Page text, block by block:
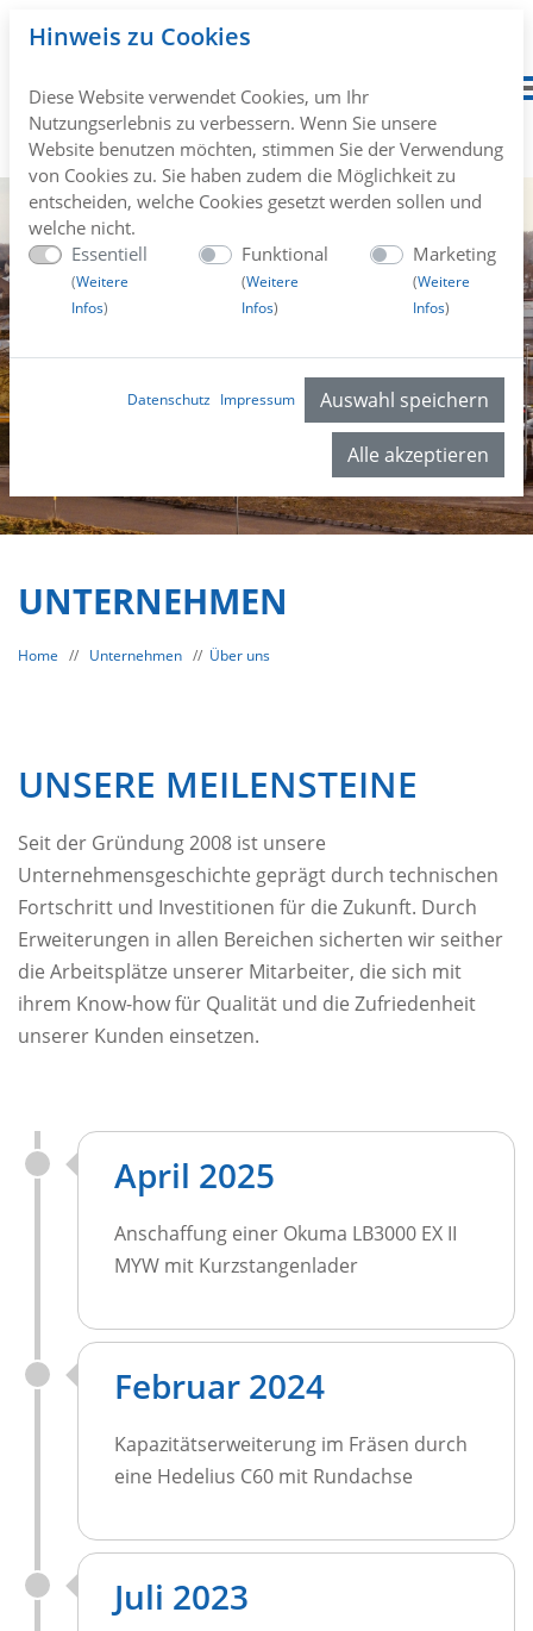
UNTERNEHMEN
Home // Unternehmen // Über uns
UNSERE MEILENSTEINE
Seit der Gründung 2008 ist unsere
Unternehmensgeschichte geprägt durch technischen
Fortschritt und Investitionen für die Zukunft. Durch
Erweiterungen in allen Bereichen sicherten wir seither
die Arbeitsplätze unserer Mitarbeiter, die sich mit
ihrem Know-how für Qualität und die Zufriedenheit
unserer Kunden einsetzen.
April 2025
Anschaffung einer Okuma LB3000 EX II
MYW mit Kurzstangenlader
Februar 2024
Kapazitätserweiterung im Fräsen durch
eine Hedelius C60 mit Rundachse
Juli 2023
Hinweis zu Cookies
Diese Website verwendet Cookies, um Ihr
Nutzungserlebnis zu verbessern. Wenn Sie unsere
Website benutzen möchten, stimmen Sie der Verwendung
von Cookies zu. Sie haben zudem die Möglichkeit zu
entscheiden, welche Cookies gesetzt werden sollen und
welche nicht.
Essentiell
(Weitere
Infos)
Funktional
(Weitere
Infos)
Marketing
(Weitere
Infos)
Datenschutz Impressum Auswahl speichern
Alle akzeptieren